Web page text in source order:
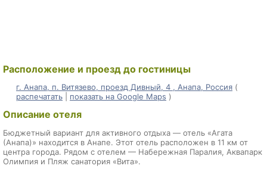
Расположение и проезд до гостиницы
г. Анапа, п. Витязево, проезд Дивный, 4 , Анапа, Россия (
распечатать
показать на Google Maps )
Описание отеля
Бюджетный вариант для активного отдыха — отель «Агата
(Анапа)» находится в Анапе. Этот отель расположен в 11 км от
центра города. Рядом с отелем — Набережная Паралия, Аквапарк
Олимпия и Пляж санатория «Вита».